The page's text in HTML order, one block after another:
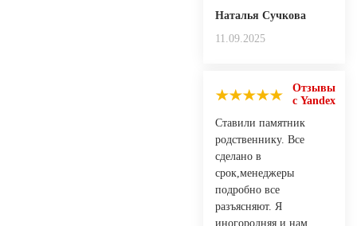
Наталья Сучкова
11.09.2025
Отзывы
с Yandex
Ставили памятник
родственнику. Все
сделано в
срок,менеджеры
подробно все
разъясняют. Я
иногородняя и нам